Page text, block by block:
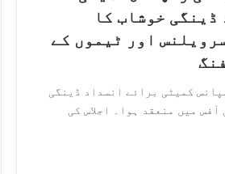
ڈینگی خوشاب کا
اور ٹیموں کے
کمیٹی برائے انسداد ڈینگی
آفس میں منعقد ہوا۔ اجلاس کی